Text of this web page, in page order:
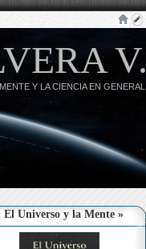
V.
Y LA CIENCIA EN GENERAL.
El Universo y la Mente »